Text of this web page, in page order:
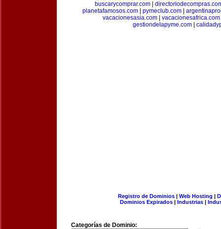
buscarycomprar.com|
planetafamosos.com| pymeclub.com|
vacacionesasia.com
vacacionesafrica.com
gestiondelapyme.com|
Registro de Dominios| Web Hosting |
Dominios Expirados | Industrias |
Categorías de Dominio: